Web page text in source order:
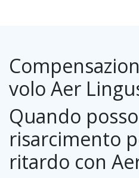
volo Aer
Quando
risarcimento
ritardo con